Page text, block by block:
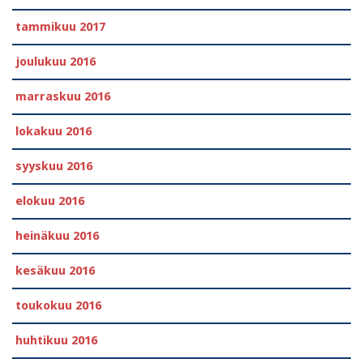
tammikuu 2017
joulukuu 2016
marraskuu 2016
lokakuu 2016
syyskuu 2016
elokuu 2016
heinäkuu 2016
kesäkuu 2016
toukokuu 2016
huhtikuu 2016